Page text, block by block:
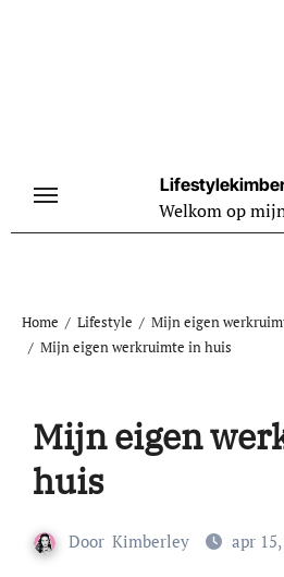
Welkom op
Home Lifestyle
Mijn eigen
Mijn eigen werkruimte in huis
Mijn eigen
huis
Door Kimberley apr